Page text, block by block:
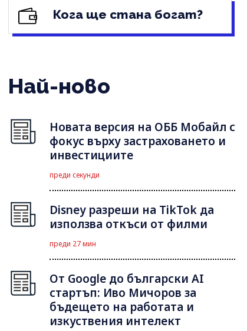
Кога ще стана богат?
Най-ново
Новата версия на ОББ Мобайл с
фокус върху застраховането и
инвестициите
преди секунди
Disney разреши на TikTok да
използва откъси от филми
преди 27 мин
От Google до български AI
стартъп: Иво Мичоров за
бъдещето на работата и
изкуствения интелект